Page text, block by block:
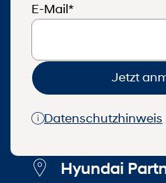
E-Mail*
Jetzt
Datenschutzhinweis
Hyundai